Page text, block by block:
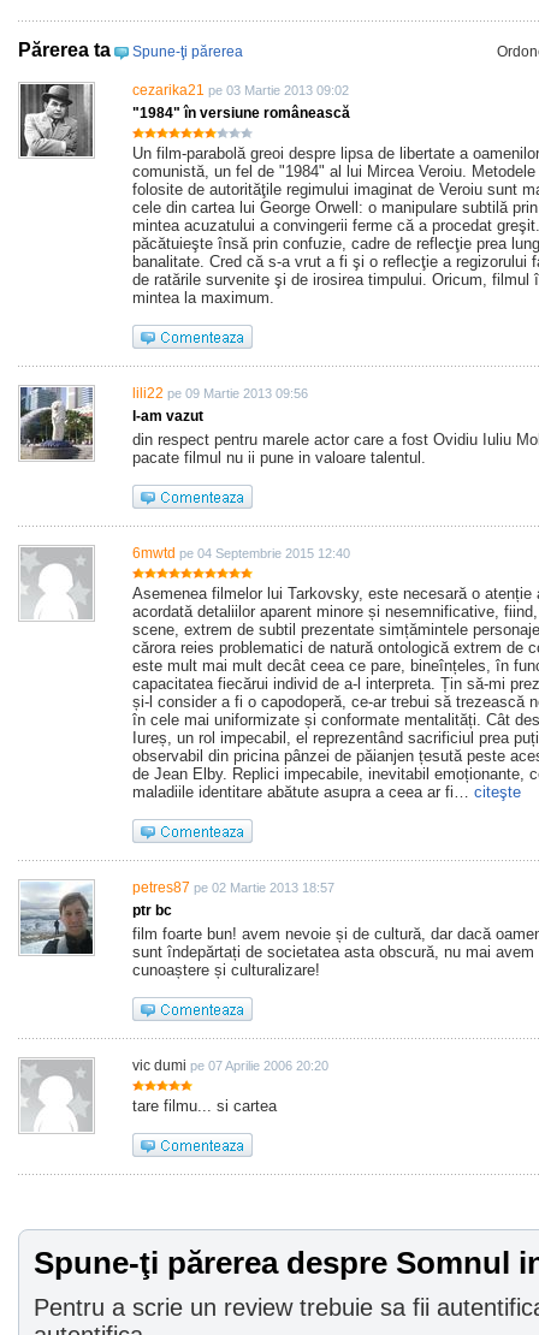
Părerea ta Spune-ţi părerea
cezarika21 pe 03 Martie 2013 09:02
"1984" în versiune românească
Un film-parabolă greoi despre lipsa de libertate a
comunistă, un fel de "1984" al lui Mircea Veroiu. Metodele
folosite de autorităţile regimului imaginat de Veroiu sunt
cele din cartea lui George Orwell: o manipulare subtilă
mintea acuzatului a convingerii ferme că a procedat
păcătuieşte însă prin confuzie, cadre de reflecţie prea
banalitate. Cred că s-a vrut a fi şi o reflecţie a regizorului
de ratările survenite şi de irosirea timpului. Oricum, filmul
mintea la maximum.
lili22 pe 09 Martie 2013 09:56
l-am vazut
din respect pentru marele actor care a fost Ovidiu Iuliu
pacate filmul nu ii pune in valoare talentul.
6mwtd pe 04 Septembrie 2015 12:40
Asemenea filmelor lui Tarkovsky, este necesară o atenție
acordată detaliilor aparent minore și nesemnificative,
scene, extrem de subtil prezentate simțămintele
cărora reies problematici de natură ontologică extrem de
este mult mai mult decât ceea ce pare, bineînțeles, în
capacitatea fiecărui individ de a-l interpreta. Țin să-mi
și-l consider a fi o capodoperă, ce-ar trebui să trezească
în cele mai uniformizate și conformate mentalități. Cât
Iureș, un rol impecabil, el reprezentând sacrificiul prea
observabil din pricina pânzei de păianjen țesută peste
de Jean Elby. Replici impecabile, inevitabil emoționante,
maladiile identitare abătute asupra a ceea ar fi… citeşte
petres87 pe 02 Martie 2013 18:57
ptr bc
film foarte bun! avem nevoie și de cultură, dar dacă
sunt îndepărtați de societatea asta obscură, nu mai
cunoaștere și culturalizare!
vic dumi pe 07 Aprilie 2006 20:20
tare filmu... si cartea
Spune-ţi părerea despre Somnul
Pentru a scrie un review trebuie sa fii